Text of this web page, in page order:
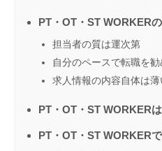
PT・OT・ST WORKER
担当者の質は運次第
自分のペースで転職を
求人情報の内容自体は薄
PT・OT・ST WORKER
PT・OT・ST WORKER